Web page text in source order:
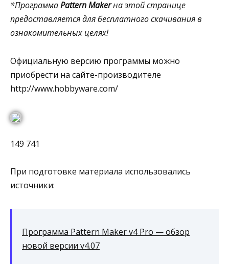
*ПрограммаPattern Makerна этой странице
предоставляется для бесплатного скачивания в
ознакомительных целях!
Официальную версию программы можно
приобрести на сайте-производителе
http://www.hobbyware.com/
149 741
При подготовке материала использовались
источники:
Программа Pattern Maker v4 Pro — обзор
новой версии v4.07